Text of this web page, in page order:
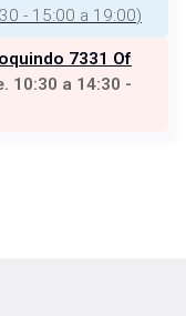
- 15:00 a 19:00)
7331 Of
10:30 a 14:30 -